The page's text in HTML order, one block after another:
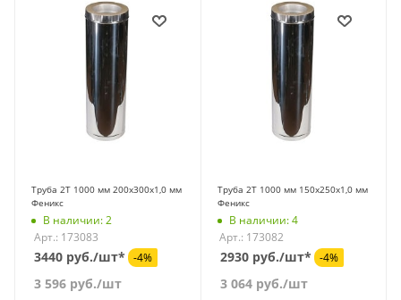
Труба 2Т 1000 мм 200х300х1,0 мм
Феникс
В наличии: 2
Арт.: 173083
3440 руб./шт* -4%
3 596 руб./шт
Труба 2Т 1000 мм 150х250х1,0 мм
Феникс
В наличии: 4
Арт.: 173082
2930 руб./шт* -4%
3 064руб./шт